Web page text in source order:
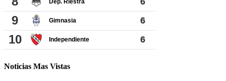
Noticias Mas Vistas